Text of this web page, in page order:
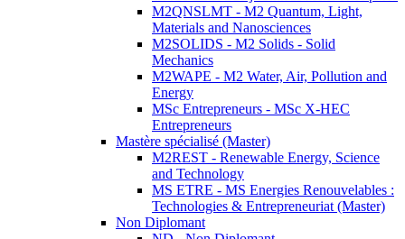
M2QNSLMT - M2 Quantum, Light,
Materials and Nanosciences
M2SOLIDS - M2 Solids - Solid
Mechanics
M2WAPE - M2 Water, Air, Pollution and
Energy
MSc Entrepreneurs - MSc X-HEC
Entrepreneurs
Mastère spécialisé (Master)
M2REST - Renewable Energy, Science
and Technology
MS ETRE - MS Energies Renouvelables :
Technologies & Entrepreneuriat (Master)
Non Diplomant